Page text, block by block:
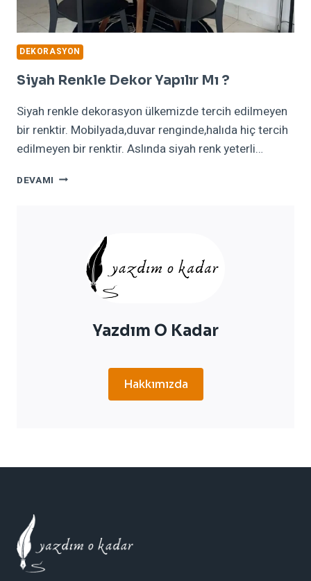
DEKORASYON
Siyah Renkle Dekor Yapılır Mı ?
Siyah renkle dekorasyon ülkemizde tercih edilmeyen
bir renktir. Mobilyada,duvar renginde,halıda hiç tercih
edilmeyen bir renktir. Aslında siyah renk yeterli…
DEVAMI SIYAH
Yazdım O Kadar
Hakkımızda